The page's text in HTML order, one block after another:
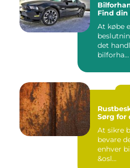
Find
At købe
det
bilforha...
Sørg for
At sikre
bevare
enhver
&osl...